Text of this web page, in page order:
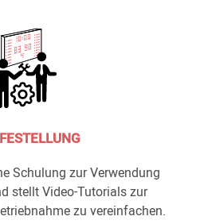
Schulung zur Verwendung
stellt Video-Tutorials zur
zu vereinfachen.